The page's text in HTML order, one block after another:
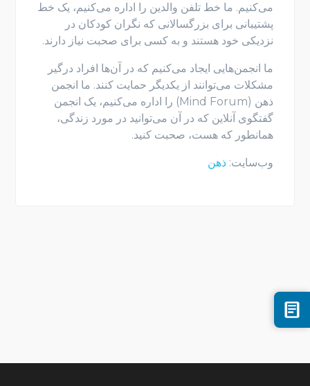
می‌کنیم. ما خط تلفن والدین را اداره می‌کنیم، یک خط
پشتیبانی برای بزرگسالانی که نگران کودکان در
نزدیکی خود هستند و به کسی برای صحبت نیاز دارند.
ما انجمن‌هایی ایجاد می‌کنیم که در آن‌ها افراد درگیر
مشکلات می‌توانند از یکدیگر حمایت کنند. ما انجمن
ذهن (Mind Forum) را اداره می‌کنیم، یک انجمن
گفتگوی آنلاین که در آن می‌توانید در مورد زندگی،
همانطور که هست، صحبت کنید.
وب‌سایت: ذهن